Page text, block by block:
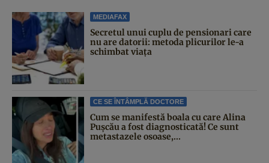
MEDIAFAX
Secretul unui cuplu de pensionari care
nu are datorii: metoda plicurilor le-a
schimbat viața
CE SE ÎNTÂMPLĂ DOCTORE
Cum se manifestă boala cu care Alina
Pușcău a fost diagnosticată! Ce sunt
metastazele osoase,...